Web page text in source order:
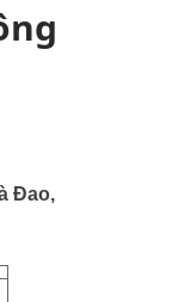
Đao,